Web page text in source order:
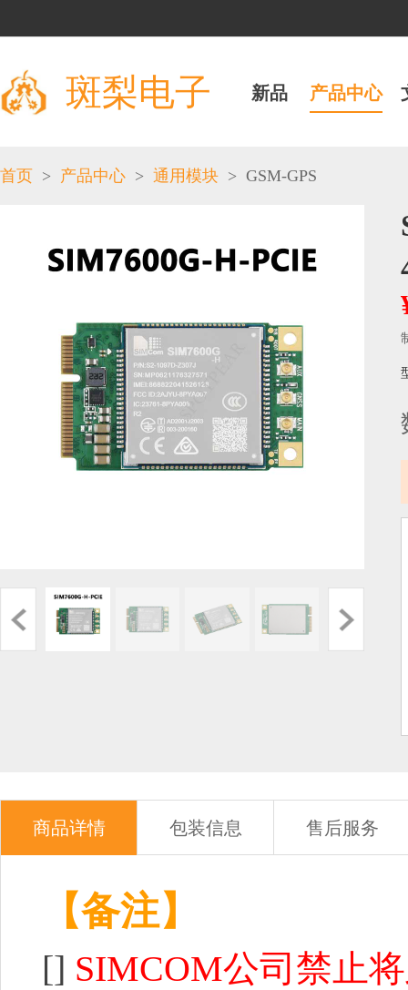
斑梨电子 新品 产品中心
首页 > 产品中心 > 通用模块 > GSM-GPS
商品详情 包装信息 售后服务
【备注】
[] SIMCOM公司禁止